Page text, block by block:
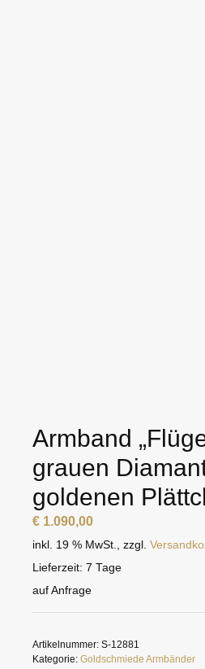
Armband
grauen
goldenen
€ 1.090,00
inkl. 19 % MwSt. zzgl.
Lieferzeit: 7 Tage
auf Anfrage
Artikelnummer: S-12881
Kategorie: Goldschmiede Armbänder